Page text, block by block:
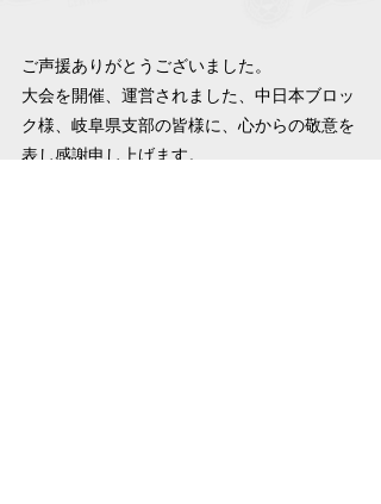
ご声援ありがとうございました。
大会を開催、運営されました、中日本ブロッ
ク様、岐阜県支部の皆様に、心からの敬意を
表し感謝申し上げます。